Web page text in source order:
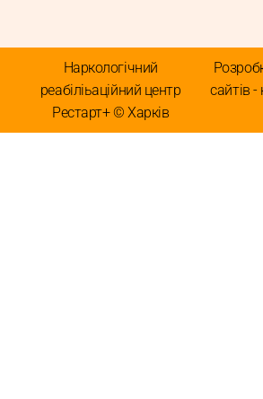
Наркологічний
реабіліьаційний центр
Рестарт+ © Харків
сайтів